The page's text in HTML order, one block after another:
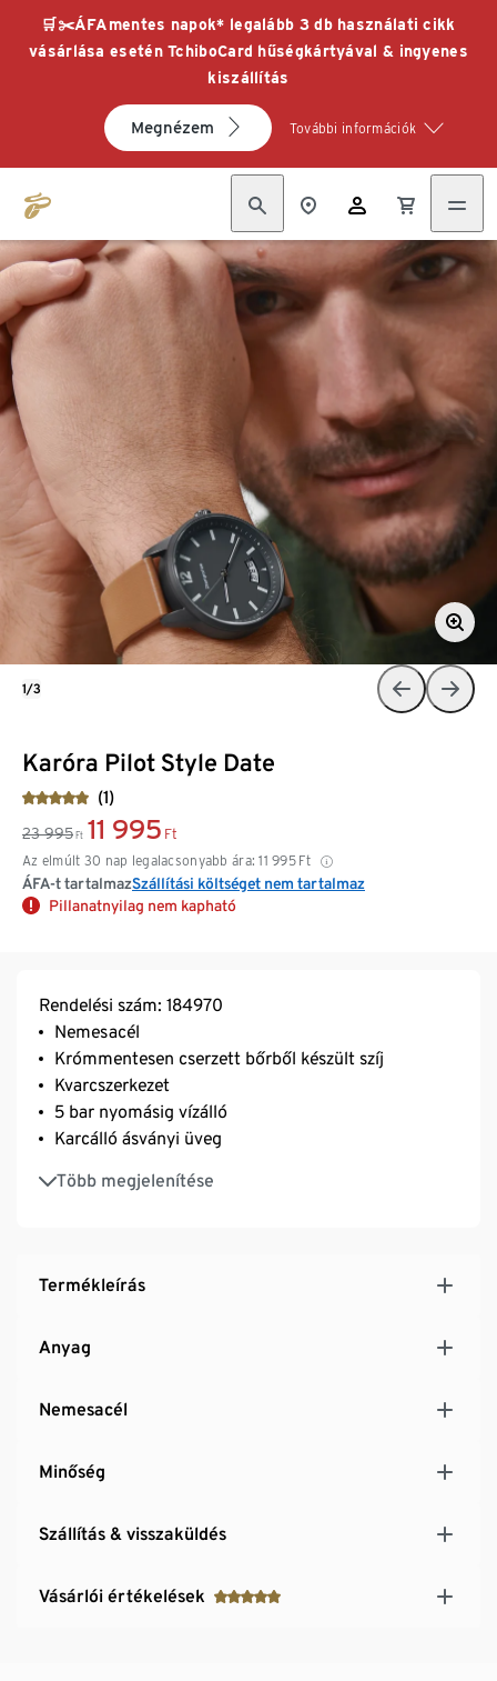
🛒✂️ÁFAmentes napok* legalább 3 db használati cikk
vásárlása esetén TchiboCard hűségkártyával & ingyenes
kiszállítás
Megnézem További információk
Karóra Pilot Style Date
(1)
23 995 Ft 11 995 Ft
Az elmúlt 30 nap legalacsonyabb ára: 11 995 Ft
ÁFA-t tartalmazSzállítási költséget nem tartalmaz
Pillanatnyilag nem kapható
1/3
Rendelési szám: 184970
Nemesacél
Krómmentesen cserzett bőrből készült szíj
Kvarcszerkezet
5 bar nyomásig vízálló
Karcálló ásványi üveg
Több megjelenítése
Világító anyaggal az óra- és percmutatóban
3 év garancia
Termékleírás
Anyag
Nemesacél
Minőség
Szállítás & visszaküldés
Vásárlói értékelések